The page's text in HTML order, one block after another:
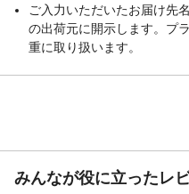
ご入力いただいたお届け先
の出荷元に開示します。プ
重に取り扱います。
みんなが役に立ったレ